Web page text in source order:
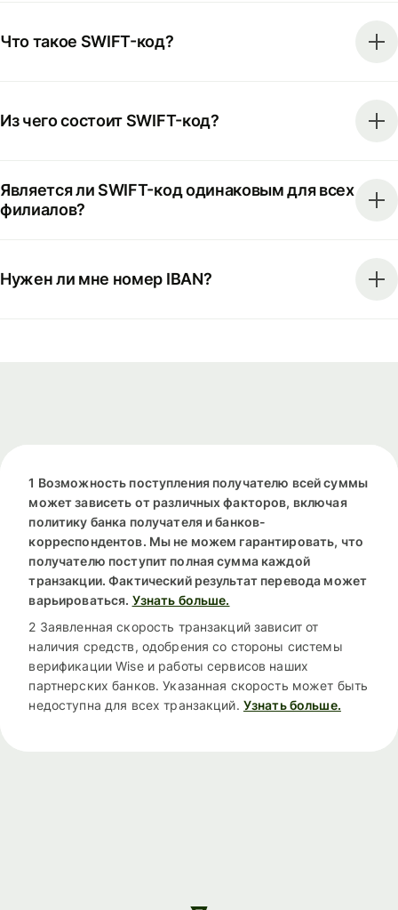
Что такое SWIFT-код?
Из чего состоит SWIFT-код?
Является ли SWIFT-код одинаковым для всех
филиалов?
Нужен ли мне номер IBAN?
1 Возможность поступления получателю всей суммы
может зависеть от различных факторов, включая
политику банка получателя и банков-
корреспондентов. Мы не можем гарантировать, что
получателю поступит полная сумма каждой
транзакции. Фактический результат перевода может
варьироваться. Узнать больше.
2 Заявленная скорость транзакций зависит от
наличия средств, одобрения со стороны системы
верификации Wise и работы сервисов наших
партнерских банков. Указанная скорость может быть
недоступна для всех транзакций. Узнать больше.